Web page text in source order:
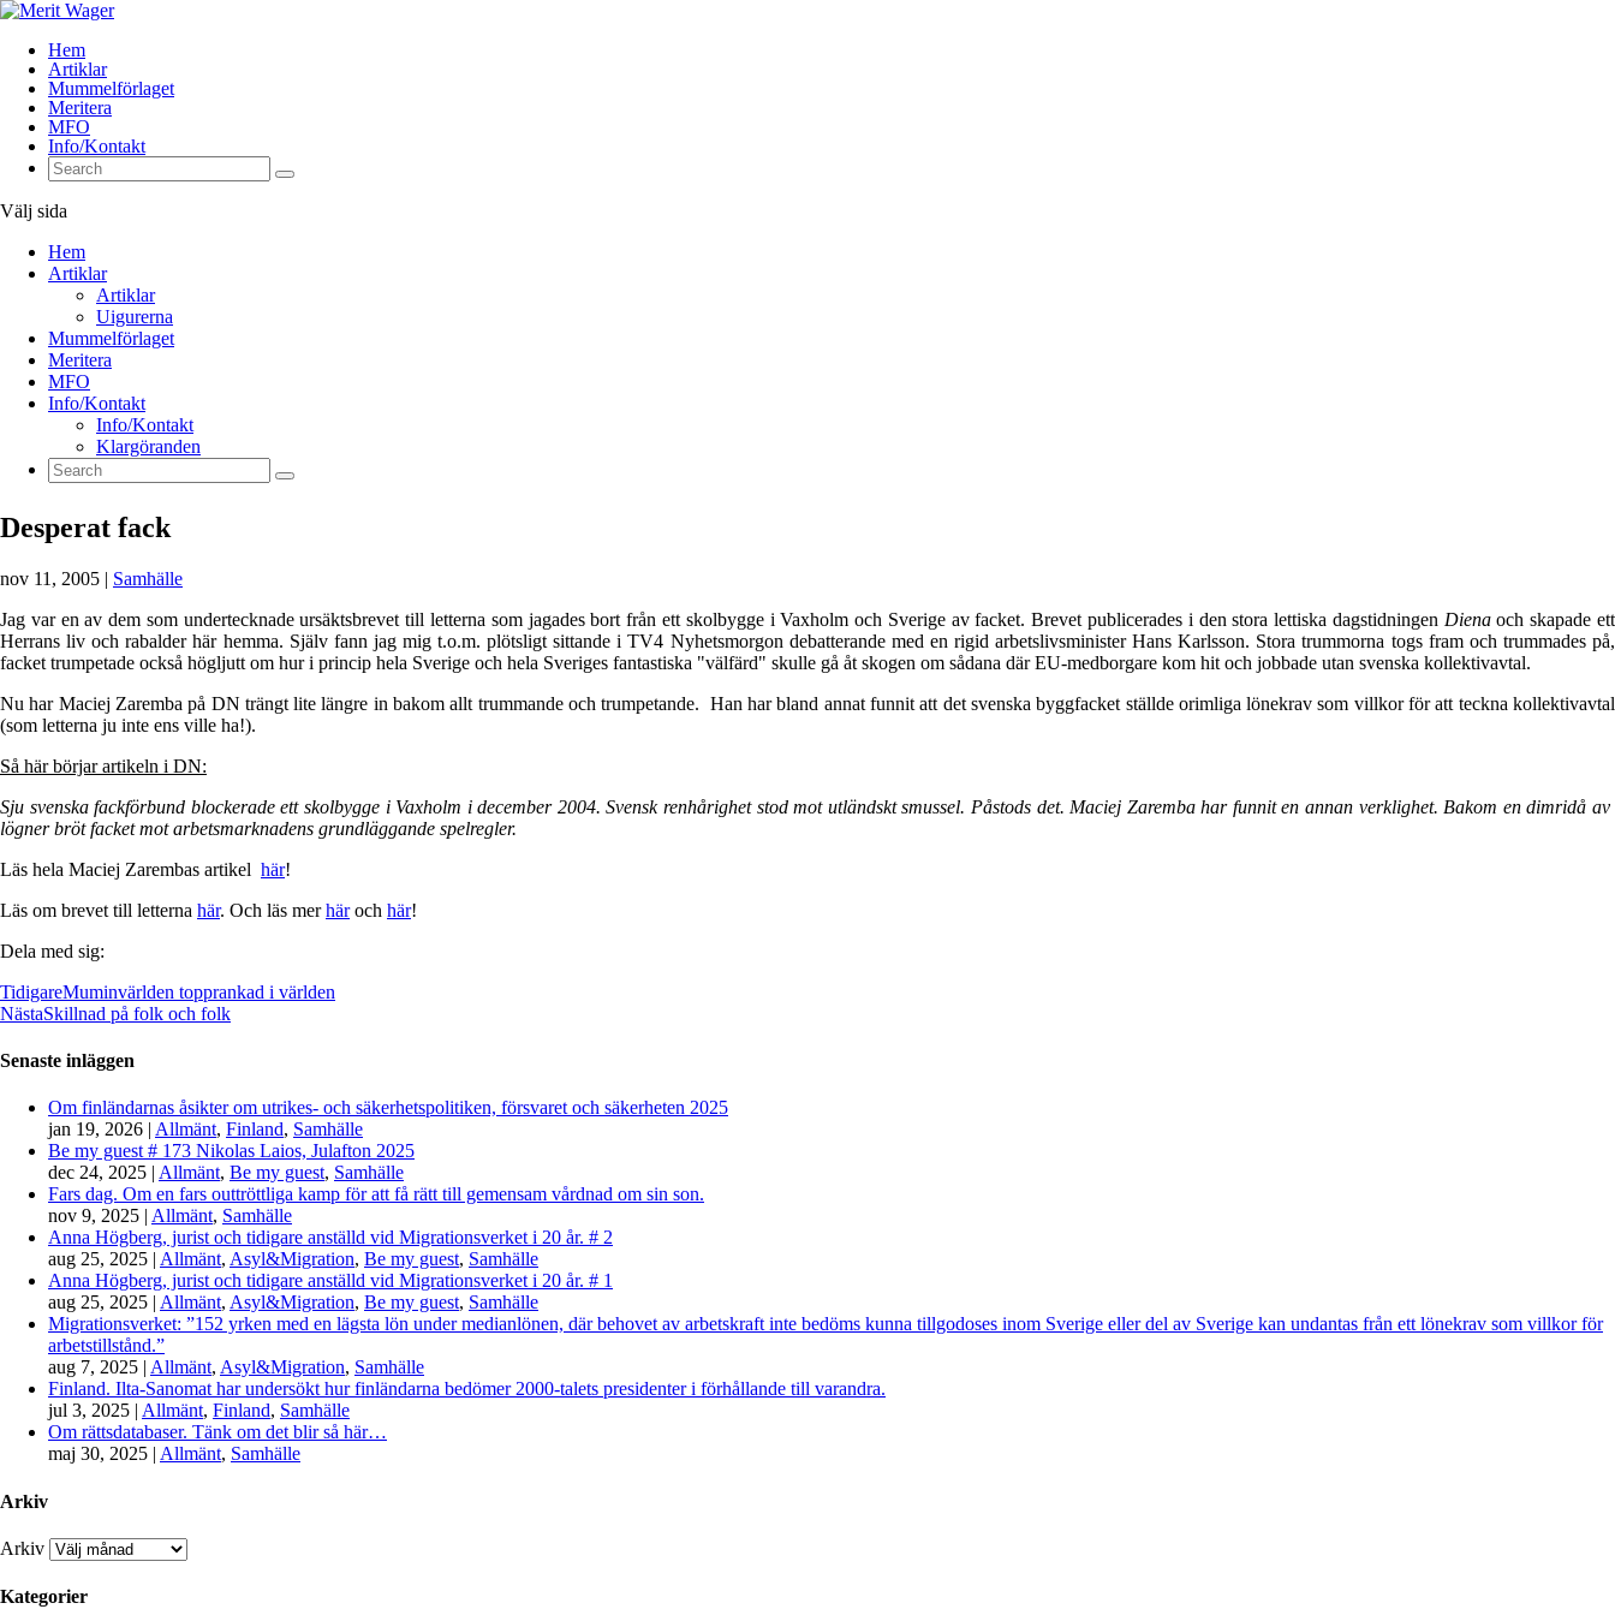
Hem
Artiklar
Mummelförlaget
Meritera
MFO
Info/Kontakt
Välj sida
Hem
Artiklar
Artiklar
Uigurerna
Mummelförlaget
Meritera
MFO
Info/Kontakt
Info/Kontakt
Klargöranden
Desperat fack
nov 11, 2005 | Samhälle
Jag var en av dem som undertecknade ursäktsbrevet till letterna som jagades bort från ett skolbygge i Vaxholm och Sverige av facket. Brevet publicerades i den stora lettiska dagstidningen Dienaoch skapade ett
Herrans liv och rabalder här hemma. Själv fann jag mig t.o.m. plötsligt sittande i TV4 Nyhetsmorgon debatterande med en rigid arbetslivsminister Hans Karlsson. Stora trummorna togs fram och trummades på,
facket trumpetade också högljutt om hur i princip hela Sverige och hela Sveriges fantastiska "välfärd" skulle gå åt skogen om sådana där EU-medborgare kom hit och jobbade utan svenska kollektivavtal.
Nu har Maciej Zaremba på DN trängt lite längre in bakom allt trummande och trumpetande. Han har bland annat funnit att det svenska byggfacket ställde orimliga lönekrav som villkor för att teckna kollektivavtal
(som letterna ju inte ens ville ha!).
Så här börjar artikeln i DN:
Sju svenska fackförbund blockerade ett skolbygge i Vaxholm i december 2004. Svensk renhårighet stod mot utländskt smussel. Påstods det. Maciej Zaremba har funnit en annan verklighet. Bakom en dimridå av
lögner bröt facket mot arbetsmarknadens grundläggande spelregler.
Läs hela Maciej Zarembas artikel här!
Läs om brevet till letterna här. Och läs merhäroch här!
Dela med sig:
TidigareMuminvärlden topprankad i världen
NästaSkillnad på folk och folk
Senaste inläggen
Om finländarnas åsikter om utrikes- och säkerhetspolitiken, försvaret och säkerheten 2025
jan 19, 2026 | Allmänt, Finland, Samhälle
Be my guest # 173 Nikolas Laios, Julafton 2025
dec 24, 2025 | Allmänt, Be my guest, Samhälle
Fars dag. Om en fars outtröttliga kamp för att få rätt till gemensam vårdnad om sin son.
nov 9, 2025 | Allmänt, Samhälle
Anna Högberg, jurist och tidigare anställd vid Migrationsverket i 20 år. # 2
aug 25, 2025 | Allmänt, Asyl&Migration, Be my guest, Samhälle
Anna Högberg, jurist och tidigare anställd vid Migrationsverket i 20 år. # 1
aug 25, 2025 | Allmänt, Asyl&Migration, Be my guest, Samhälle
Migrationsverket: ”152 yrken med en lägsta lön under medianlönen, där behovet av arbetskraft inte bedöms kunna tillgodoses inom Sverige eller del av Sverige kan undantas från ett lönekrav som villkor för
arbetstillstånd.”
aug 7, 2025 | Allmänt, Asyl&Migration, Samhälle
Finland. Ilta-Sanomat har undersökt hur finländarna bedömer 2000-talets presidenter i förhållande till varandra.
jul 3, 2025 | Allmänt, Finland, Samhälle
Om rättsdatabaser. Tänk om det blir så här…
maj 30, 2025 | Allmänt, Samhälle
Arkiv
Arkiv
Kategorier